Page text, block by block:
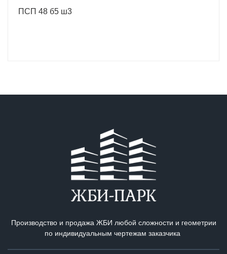
ПСП 48 б5 ш3
Производство и продажа ЖБИ любой сложности и геометрии
по индивидуальным чертежам заказчика